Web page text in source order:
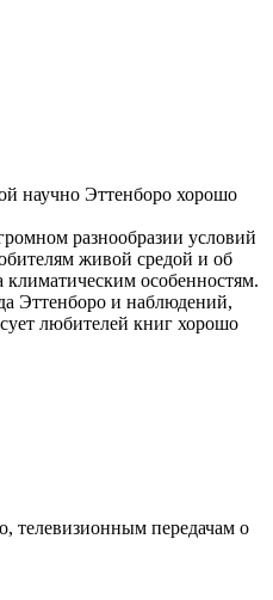
научно Эттенборо хорошо
разнообразии условий
живой средой и об
климатическим особенностям.
Эттенборо и наблюдений,
любителей книг хорошо
телевизионным передачам о